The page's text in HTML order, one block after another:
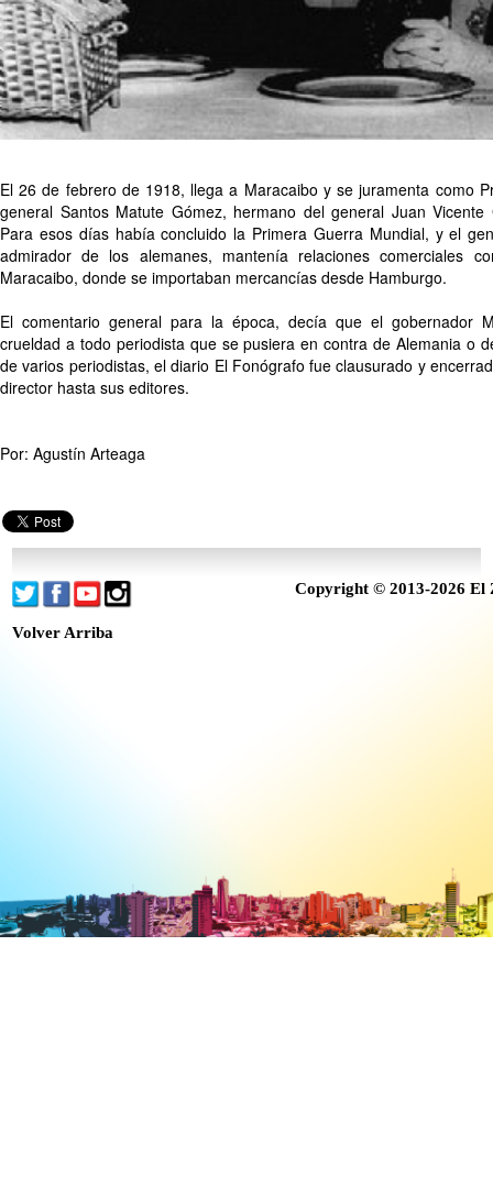
El 26 de febrero de 1918, llega a Maracaibo y se juramenta como
general Santos Matute Gómez, hermano del general Juan
Para esos días había concluido la Primera Guerra Mundial, y el
admirador de los alemanes, mantenía relaciones comerciales
Maracaibo, donde se importaban mercancías desde Hamburgo.
El comentario general para la época, decía que el gobernador
crueldad a todo periodista que se pusiera en contra de Alemania o
de varios periodistas, el diario El Fonógrafo fue clausurado y
director hasta sus editores.
Por: Agustín Arteaga
Copyright © 2013-2026 El
Volver Arriba